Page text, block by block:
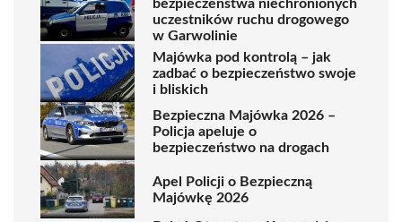
bezpieczeństwa niechronionych
uczestników ruchu drogowego
w Garwolinie
Majówka pod kontrolą – jak
zadbać o bezpieczeństwo swoje
i bliskich
Bezpieczna Majówka 2026 –
Policja apeluje o
bezpieczeństwo na drogach
Apel Policji o Bezpieczną
Majówkę 2026